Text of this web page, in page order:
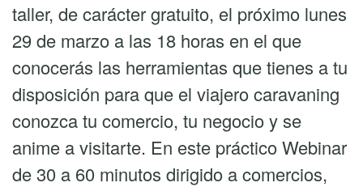
taller, de carácter gratuito, el próximo lunes
29 de marzo a las 18 horas en el que
conocerás las herramientas que tienes a tu
disposición para que el viajero caravaning
conozca tu comercio, tu negocio y se
anime a visitarte. En este práctico Webinar
de 30 a 60 minutos dirigido a comercios,